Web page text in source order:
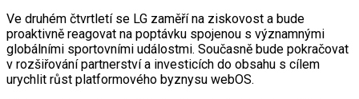
Ve druhém čtvrtletí se LG zaměří na ziskovost a bude
proaktivně reagovat na poptávku spojenou s významnými
globálními sportovními událostmi. Současně bude pokračovat
v rozšiřování partnerství a investicích do obsahu s cílem
urychlit růst platformového byznysu webOS.